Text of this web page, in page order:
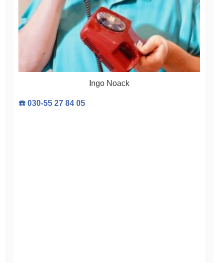
Ingo Noack
☎️ 030-55 27 84 05